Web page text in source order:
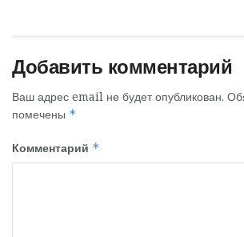
Добавить комментарий
Ваш адрес email не будет опубликован.
помечены *
Комментарий *